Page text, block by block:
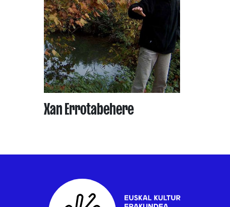
Xan Errotabehere